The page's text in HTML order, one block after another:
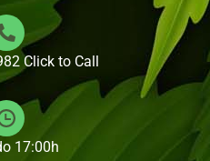
Click to Call
17:00h